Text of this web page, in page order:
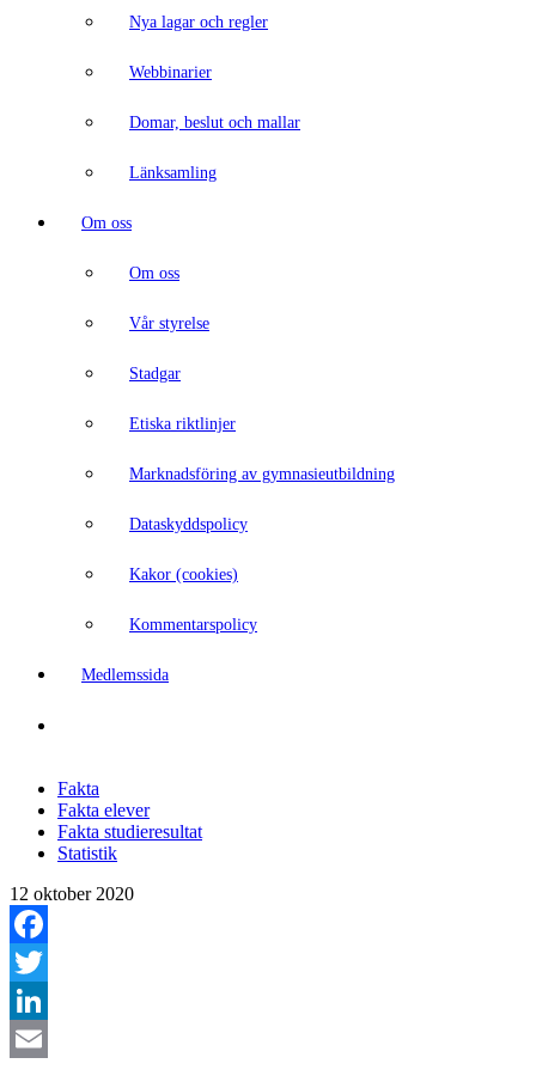
Nya lagar och regler
Webbinarier
Domar, beslut och mallar
Länksamling
Om oss
Om oss
Vår styrelse
Stadgar
Etiska riktlinjer
Marknadsföring av gymnasieutbildning
Dataskyddspolicy
Kakor (cookies)
Kommentarspolicy
Medlemssida
Fakta
Fakta elever
Fakta studieresultat
Statistik
12 oktober 2020
Facebook
Twitter
LinkedIn